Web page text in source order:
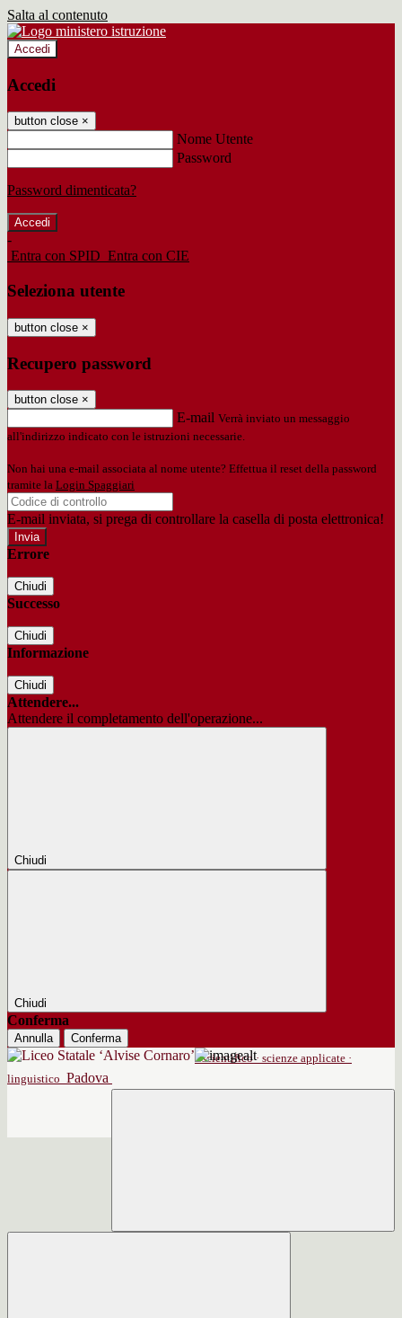
Salta al contenuto
Accedi
Accedi
button close ×
Nome Utente
Password
Password dimenticata?
-
Entra con SPID Entra con CIE
Seleziona utente
button close ×
Recupero password
button close ×
E-mail Verrà inviato un messaggio
all'indirizzo indicato con le istruzioni necessarie.
Non hai una e-mail associata al nome utente? Effettua il reset della password
tramite la Login Spaggiari
E-mail inviata, si prega di controllare la casella di posta elettronica!
Errore
Chiudi
Successo
Chiudi
Informazione
Chiudi
Attendere...
Attendere il completamento dell'operazione...
Chiudi
Chiudi
Conferma
Annulla
Conferma
scientifico · scienze applicate ·
linguistico Padova